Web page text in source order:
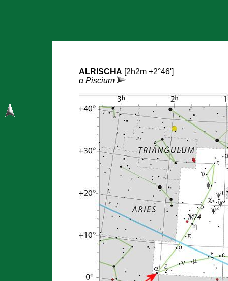
ALRISCHA [2h2m +2°46']
α Piscium